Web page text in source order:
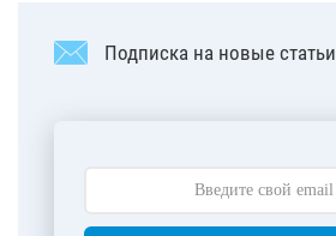
Подписка на новые статьи